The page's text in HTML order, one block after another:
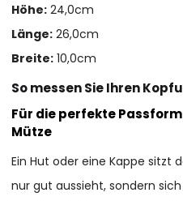
Höhe: 24,0cm
Länge: 26,0cm
Breite: 10,0cm
So messen Sie Ihren
Für die perfekte
Mütze
Ein Hut oder eine Kappe sitzt
nur gut aussieht, sondern